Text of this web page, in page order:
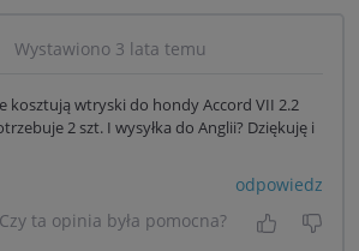
Wystawiono 3 lata temu
kosztują wtryski do hondy Accord VII 2.2
2 szt. I wysyłka do Anglii? Dziękuję i
odpowiedz
Czy ta opinia była pomocna?
Tak, była
Nie